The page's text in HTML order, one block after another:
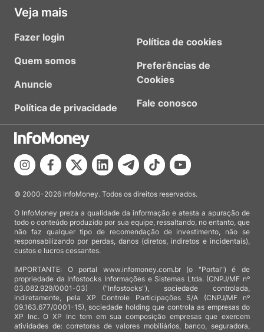
Veja mais
Fazer login
Quem somos
Anuncie
Política de privacidade
Política de cookies
Preferências de
Cookies
Fale conosco
© 2000-2026 InfoMoney. Todos os direitos reservados.
O InfoMoney preza a qualidade da informação e atesta a apuração de
todo o conteúdo produzido por sua equipe, ressaltando, no entanto, que
não faz qualquer tipo de recomendação de investimento, não se
responsabilizando por perdas, danos (diretos, indiretos e incidentais),
custos e lucros cessantes.
IMPORTANTE: O portal www.infomoney.com.br (o "Portal") é de
propriedade da Infostocks Informações e Sistemas Ltda. (CNPJ/MF nº
03.082.929/0001-03) ("Infostocks"), sociedade controlada,
indiretamente, pela XP Controle Participações S/A (CNPJ/MF nº
09.163.677/0001-15), sociedade holding que controla as empresas do
XP Inc. O XP Inc tem em sua composição empresas que exercem
atividades de: corretoras de valores mobiliários, banco, seguradora,